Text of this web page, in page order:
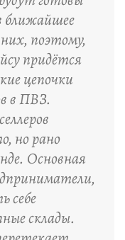
ближайшее
них, поэтому,
придётся
цепочки
в ПВЗ.
но рано
Основная
себе
склады.